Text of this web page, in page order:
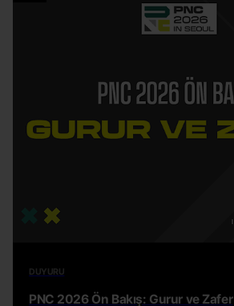
DUYURU
PNC 2026 Ön Bakış: Gurur ve Zafer